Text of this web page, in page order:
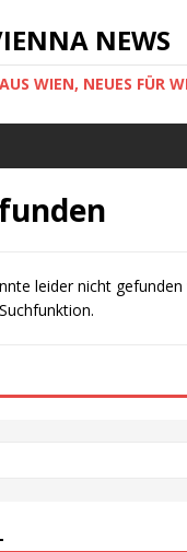
NEWS
WIEN, NEUES FÜR
leider nicht gefunden